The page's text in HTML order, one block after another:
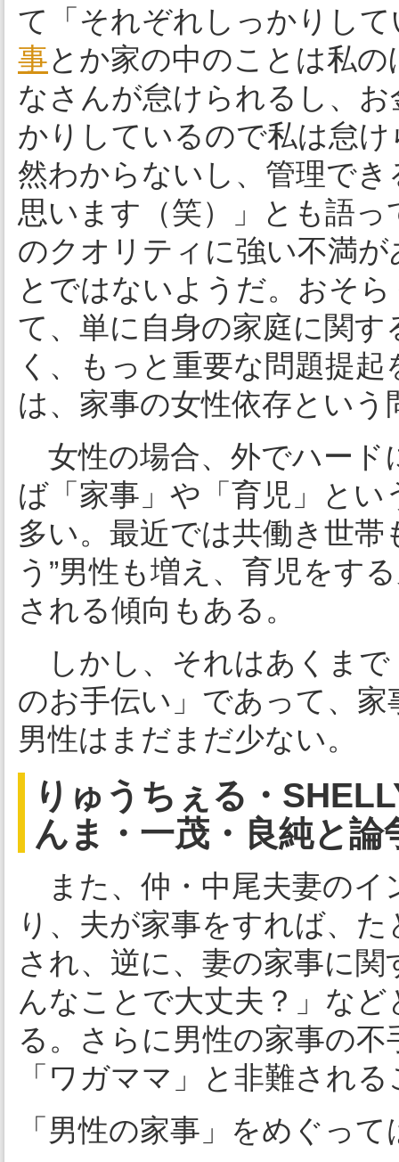
て「それぞれしっかりし
事とか家の中のことは私
なさんが怠けられるし、
かりしているので私は怠
然わからないし、管理で
思います（笑）」とも語
のクオリティに強い不満
とではないようだ。おそ
て、単に自身の家庭に関
く、もっと重要な問題提
は、家事の女性依存という
女性の場合、外でハード
ば「家事」や「育児」と
多い。最近では共働き世帯
う”男性も増え、育児をす
される傾向もある。
しかし、それはあくまで
のお手伝い」であって、
男性はまだまだ少ない。
りゅうちぇる・
んま・一茂・良純と論
また、仲・中尾夫妻のイ
り、夫が家事をすれば、
され、逆に、妻の家事に
んなことで大丈夫？」な
る。さらに男性の家事の
「ワガママ」と非難され
「男性の家事」をめぐっ